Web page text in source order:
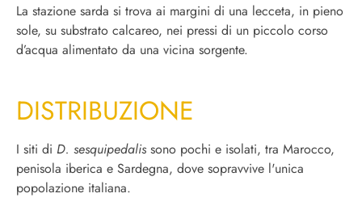
La stazione sarda si trova ai margini di una lecceta, in pieno
sole, su substrato calcareo, nei pressi di un piccolo corso
d’acqua alimentato da una vicina sorgente.
DISTRIBUZIONE
I siti di D. sesquipedalis sono pochi e isolati, tra Marocco,
penisola iberica e Sardegna, dove sopravvive l'unica
popolazione italiana.